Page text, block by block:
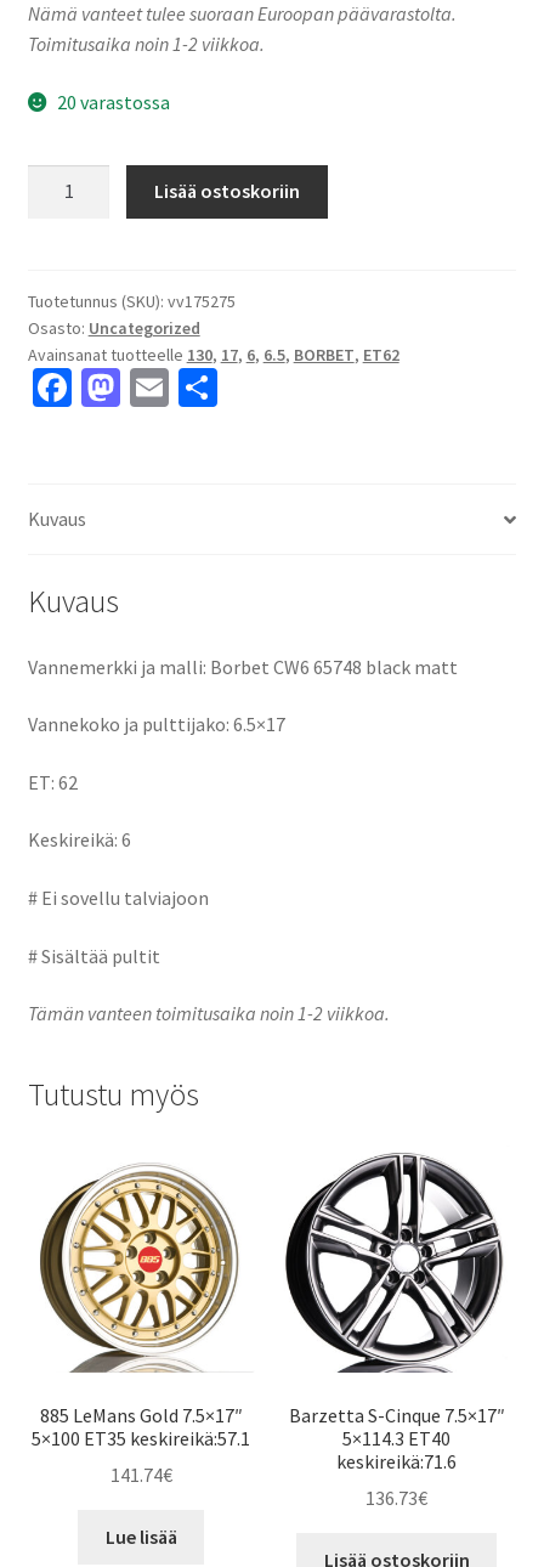
Nämä vanteet tulee suoraan Euroopan päävarastolta.
Toimitusaika noin 1-2 viikkoa.
20 varastossa
matt
6.5x17"
6x130
ET62
Lisää ostoskoriin
Tuotetunnus (SKU): vv175275
Osasto: Uncategorized
Avainsanat tuotteelle 130, 17, 6, 6.5, BORBET, ET62
Fa
o
M E S
Kuvaus
Kuvaus
Vannemerkki ja malli: Borbet CW6 65748 black matt
Vannekoko ja pulttijako: 6.5×17
ET: 62
Keskireikä: 6
# Ei sovellu talviajoon
# Sisältää pultit
Tämän vanteen toimitusaika noin 1-2 viikkoa.
Tutustu myös
885 LeMans Gold 7.5×17″
5×100 ET35 keskireikä:57.1
141.74€
Lue lisää
Barzetta S-Cinque 7.5×17″
5×114.3 ET40
keskireikä:71.6
136.73€
Lisää ostoskoriin